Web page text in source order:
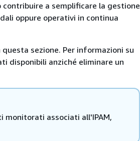
contribuire a semplificare la gestione
oppure operativi in continua
sezione. Per informazioni su
disponibili anziché eliminare un
monitorati associati all'IPAM,